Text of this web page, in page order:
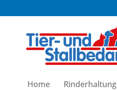
Home Rinderhaltung